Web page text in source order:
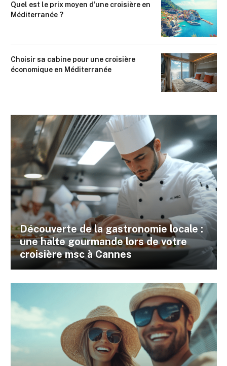
Quel est le prix moyen d’une croisière en
Méditerranée ?
Choisir sa cabine pour une croisière
économique en Méditerranée
Découverte de la gastronomie locale :
une halte gourmande lors de votre
croisière msc à Cannes